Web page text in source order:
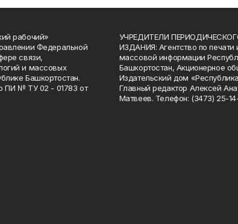
рабочий»
Федеральной
связи,
и массовых
Башкортостан.
ПИ № ТУ 02 - 01783 от
УЧРЕДИТЕЛИ
ИЗДАНИЯ: Агентство по печати
массовой информации
Башкортостан, Акционерное
Издательский дом
Главный редактор Алексей
Матвеев. Телефон: (3473) 25-